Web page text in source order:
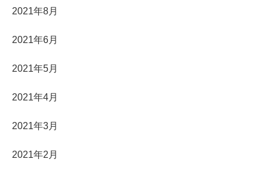
2021年8月
2021年6月
2021年5月
2021年4月
2021年3月
2021年2月